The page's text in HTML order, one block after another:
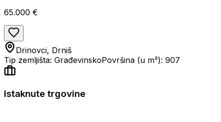
65.000 €
Drinovci, Drniš
Tip zemljišta: GrađevinskoPovršina (u m²): 907
Istaknute trgovine